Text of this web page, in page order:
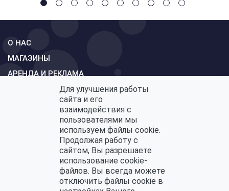
О НАС
МАГАЗИНЫ
АРЕНДА И РЕКЛАМА
ОБРАТНАЯ СВЯЗЬ
Политика конфиденциальности
Политика по обработке персональных данных
Для улучшения работы
сайта и его
взаимодействия с
пользователями мы
используем файлы cookie.
Продолжая работу с
сайтом, Вы разрешаете
использование cookie-
файлов. Вы всегда можете
отключить файлы cookie в